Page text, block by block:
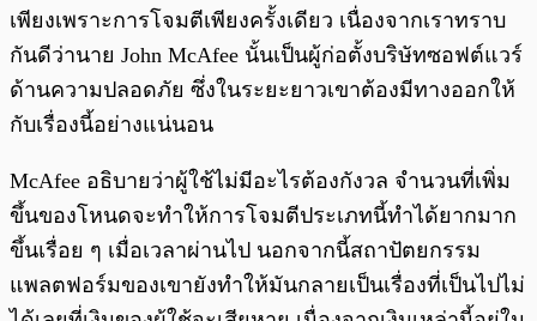
เพียงเพราะการโจมตีเพียงครั้งเดียว เนื่องจากเราทราบ
กันดีว่านาย John McAfee นั้นเป็นผู้ก่อตั้งบริษัทซอฟต์แวร์
ด้านความปลอดภัย ซึ่งในระยะยาวเขาต้องมีทางออกให้
กับเรื่องนี้อย่างแน่นอน
McAfee อธิบายว่าผู้ใช้ไม่มีอะไรต้องกังวล จำนวนที่เพิ่ม
ขึ้นของโหนดจะทำให้การโจมตีประเภทนี้ทำได้ยากมาก
ขึ้นเรื่อย ๆ เมื่อเวลาผ่านไป นอกจากนี้สถาปัตยกรรม
แพลตฟอร์มของเขายังทำให้มันกลายเป็นเรื่องที่เป็นไปไม่